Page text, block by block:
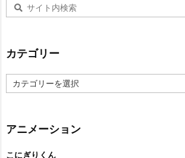
カテゴリー
テ
ー
アニメーション
こにぎりくん